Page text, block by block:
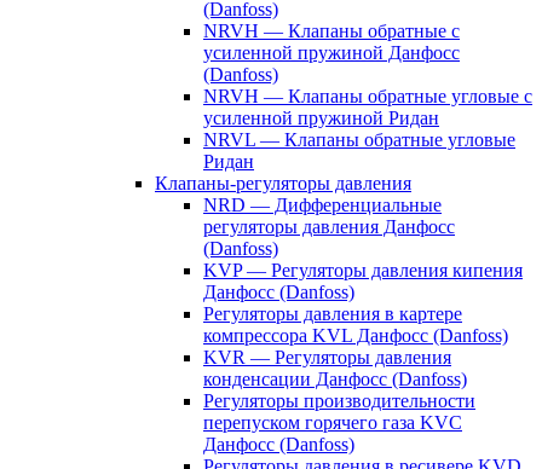
(Danfoss)
NRVH — Клапаны обратные с
усиленной пружиной Данфосс
(Danfoss)
NRVH — Клапаны обратные угловые с
усиленной пружиной Ридан
NRVL — Клапаны обратные угловые
Ридан
Клапаны-регуляторы давления
NRD — Дифференциальные
регуляторы давления Данфосс
(Danfoss)
KVP — Регуляторы давления кипения
Данфосс (Danfoss)
Регуляторы давления в картере
компрессора KVL Данфосс (Danfoss)
KVR — Регуляторы давления
конденсации Данфосс (Danfoss)
Регуляторы производительности
перепуском горячего газа KVC
Данфосс (Danfoss)